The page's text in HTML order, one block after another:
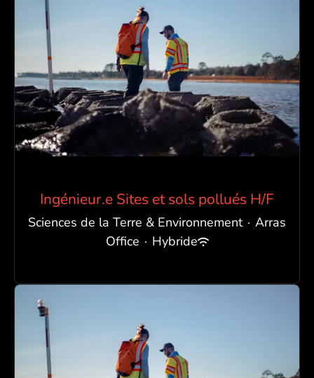
Ingénieur.e Sites et sols pollués H/F
Sciences de la Terre & Environnement · Arras
Office · Hybride